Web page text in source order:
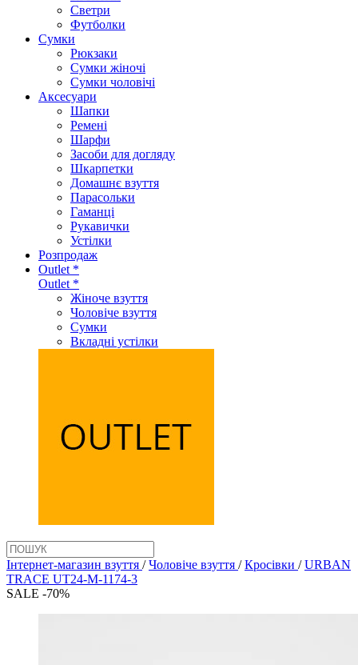
Светри
Футболки
Сумки
Рюкзаки
Сумки жіночі
Сумки чоловічі
Аксеcуари
Шапки
Ремені
Шарфи
Засоби для догляду
Шкарпетки
Домашнє взуття
Парасольки
Гаманці
Рукавички
Устілки
Розпродаж
Outlet *
Outlet *
Жіноче взуття
Чоловіче взуття
Сумки
Вкладні устілки
Інтернет-магазин взуття / Чоловіче взуття / Кросівки / URBAN
TRACE UT24-M-1174-3
SALE -70%